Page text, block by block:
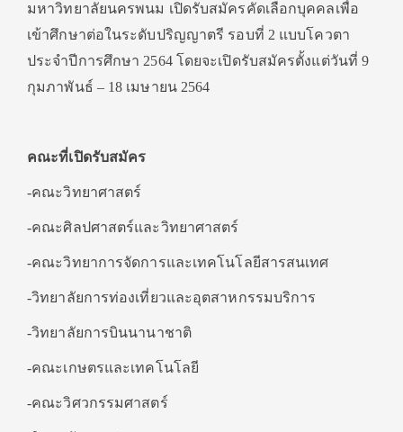
มหาวิทยาลัยนครพนม เปิดรับสมัครคัดเลือกบุคคลเพื่อ
เข้าศึกษาต่อในระดับปริญญาตรี รอบที่ 2 แบบโควตา
ประจำปีการศึกษา 2564 โดยจะเปิดรับสมัครตั้งแต่วันที่ 9
กุมภาพันธ์ – 18 เมษายน 2564
คณะที่เปิดรับสมัคร
-คณะวิทยาศาสตร์
-คณะศิลปศาสตร์และวิทยาศาสตร์
-คณะวิทยาการจัดการและเทคโนโลยีสารสนเทศ
-วิทยาลัยการท่องเที่ยวและอุตสาหกรรมบริการ
-วิทยาลัยการบินนานาชาติ
-คณะเกษตรและเทคโนโลยี
-คณะวิศวกรรมศาสตร์